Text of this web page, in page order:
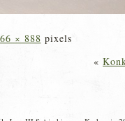
× 888 pixels
«